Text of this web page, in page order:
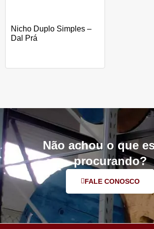
Nicho Duplo Simples –
Dal Prá
Não achou o que
procurando?
FALE CONOSCO